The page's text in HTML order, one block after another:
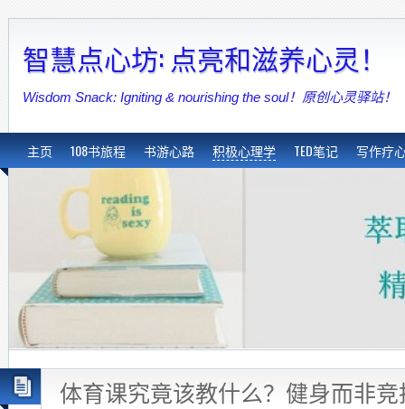
智慧点心坊: 点亮和滋养心灵！
Wisdom Snack: Igniting & nourishing the soul！原创心灵驿站！
主页 108书旅程 书游心路 积极心理学 TED笔记 写作疗
体育课究竟该教什么？健身而非